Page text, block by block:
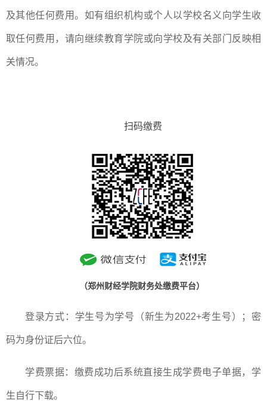
及其他任何费用。如有组织机构或个人以学校名义向学生收
取任何费用，请向继续教育学院或向学校及有关部门反映相
关情况。
扫码缴费
（郑州财经学院财务处缴费平台）
登录方式：学生号为学号（新生为2022+考生号）；密
码为身份证后六位。
学费票据：缴费成功后系统直接生成学费电子单据，学
生自行下载。